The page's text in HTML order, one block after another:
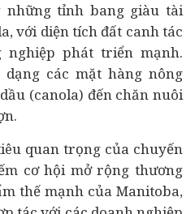
những tỉnh bang giàu tài
với diện tích đất canh tác
phát triển mạnh.
các mặt hàng nông
(canola) đến chăn nuôi
quan trọng của chuyến
cơ hội mở rộng thương
thế mạnh của Manitoba,